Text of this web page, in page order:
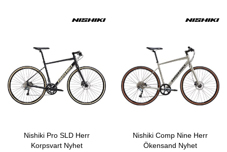
Nishiki Pro SLD Herr
Korpsvart Nyhet
Nishiki Comp Nine Herr
Ökensand Nyhet